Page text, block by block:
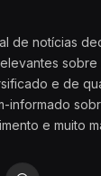
de notícias
e de
informado
e muito